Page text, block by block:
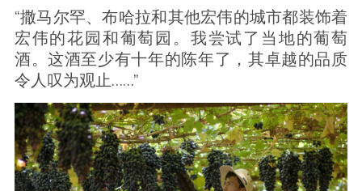
“撒马尔罕、布哈拉和其他宏伟的城市都装饰着
宏伟的花园和葡萄园。我尝试了当地的葡萄
酒。这酒至少有十年的陈年了，其卓越的品质
令人叹为观止……”